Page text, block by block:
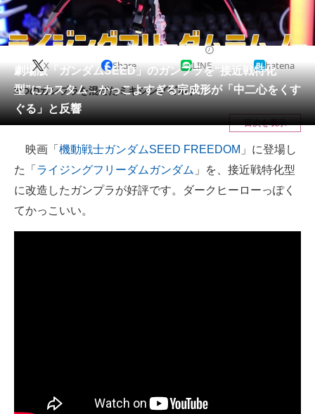
住まい 教育・育児
動物 リサーチ
会員記事
メディア
注目記事を集めた総合ページ
スマホと通信の最新トレンド
進化するPCとデバイスの未来
マーケ×ITの今がよく分かる
劇場版「ガンダムSEED」のガンプラを“接近戦特化
型”にカスタム→かっこよすぎる完成形が「中二心をくす
ぐる」と反響
X Share LINE hatena
3つのガンプラを混ぜたミキシングビルド。
目次を表示
映画「 機動戦士ガンダムSEED FREEDOM 」に登場し
た「 ライジングフリーダムガンダム 」を、接近戦特化型
に改造したガンプラが好評です。ダークヒーローっぽく
てかっこいい。